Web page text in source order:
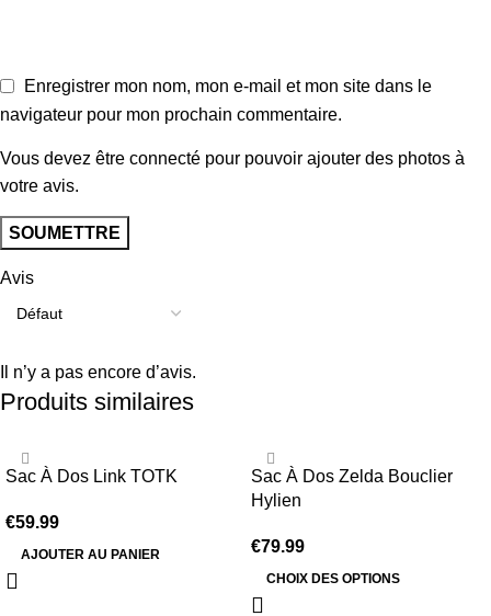
Avis
Il n’y a pas encore d’avis.
Enregistrer mon nom, mon e-mail et mon site dans le
navigateur pour mon prochain commentaire.
Vous devez être connecté pour pouvoir ajouter des photos à
votre avis.
Produits similaires
Sac À Dos Link TOTK
€59.99
AJOUTER AU PANIER
Sac À Dos Zelda Bouclier
Hylien
€79.99
CHOIX DES OPTIONS